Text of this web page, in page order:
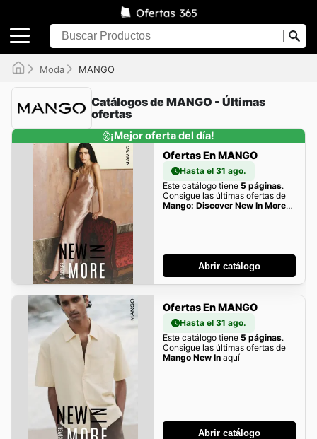
Moda MANGO
Catálogos de MANGO - Últimas
ofertas
¡Mejor oferta del día!
Ofertas En MANGO
Hasta el 31 ago.
Este catálogo tiene 5 páginas.
Consigue las últimas ofertas de
Mango: Discover New In More
Abrir catálogo
Ofertas En MANGO
Hasta el 31 ago.
Este catálogo tiene 5 páginas.
Consigue las últimas ofertas de
Mango New Inaquí
Abrir catálogo